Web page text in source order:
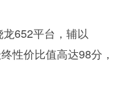
652平台，辅以
性价比值高达98分，